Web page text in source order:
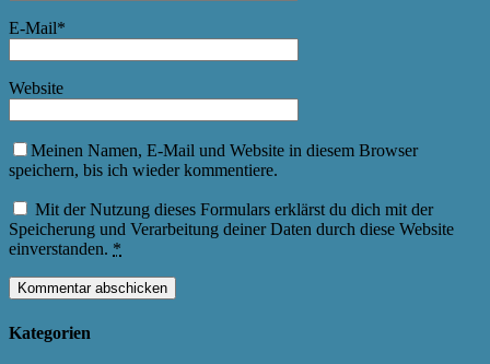
E-Mail*
Website
Meinen Namen, E-Mail und Website in diesem Browser
speichern, bis ich wieder kommentiere.
Mit der Nutzung dieses Formulars erklärst du dich mit der
Speicherung und Verarbeitung deiner Daten durch diese Website
einverstanden. *
Kategorien